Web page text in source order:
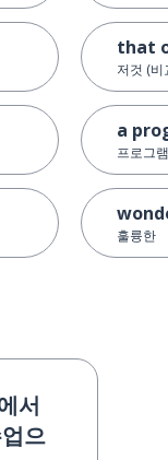
that
저것 (비
a
프로그램
훌륭한
서
으